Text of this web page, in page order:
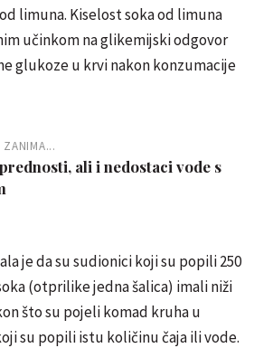
limuna. Kiselost soka od limuna
učinkom na glikemijski odgovor
glukoze u krvi nakon konzumacije
ZANIMA...
ali i nedostaci vode s
je da su sudionici koji su popili 250
(otprilike jedna šalica) imali niži
što su pojeli komad kruha u
su popili istu količinu čaja ili vode.